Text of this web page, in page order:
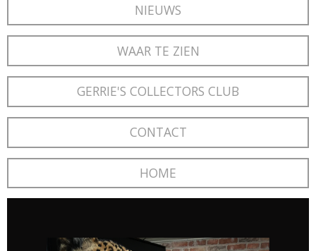
NIEUWS
WAAR TE ZIEN
GERRIE'S COLLECTORS CLUB
CONTACT
HOME